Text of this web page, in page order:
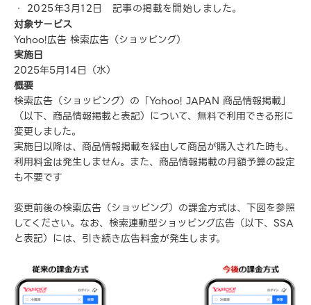
2025年3月12日 記事の掲載を開始しました。
対象サービス
Yahoo!広告 検索広告（ショッピング）
実施日
2025年5月14日（水）
概要
検索広告（ショッピング）の「Yahoo! JAPAN 商品情報掲載」
（以下、商品情報掲載と表記）について、無料で利用できる形に
変更しました。
実施日以降は、商品情報掲載を経由して商品が購入された時も、
利用料金は発生しません。また、商品情報掲載の月額予算の設定
も不要です
変更前後の検索広告（ショッピング）の課金方式は、下図を参照
してください。なお、検索連動型ショッピング広告（以下、SSA
と表記）には、引き続き広告料金が発生します。